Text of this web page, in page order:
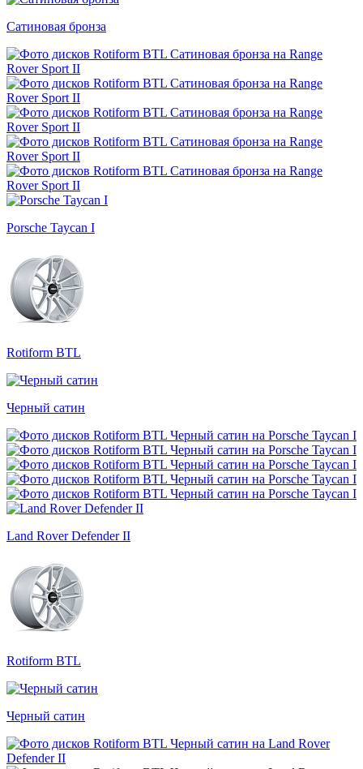
Сатиновая бронза
Porsche Taycan I
Rotiform BTL
Черный сатин
Land Rover Defender II
Rotiform BTL
Черный сатин